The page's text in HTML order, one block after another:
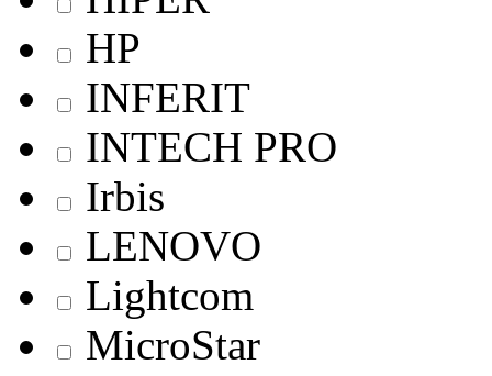
HP
INFERIT
INTECH PRO
Irbis
LENOVO
Lightcom
MicroStar